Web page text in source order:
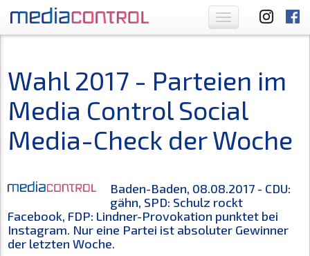
Toggle
navigation
Wahl 2017 - Parteien im
Media Control Social
Media-Check der Woche
Baden-Baden, 08.08.2017 - CDU:
gähn, SPD: Schulz rockt
Facebook, FDP: Lindner-Provokation punktet bei
Instagram. Nur eine Partei ist absoluter Gewinner
der letzten Woche.